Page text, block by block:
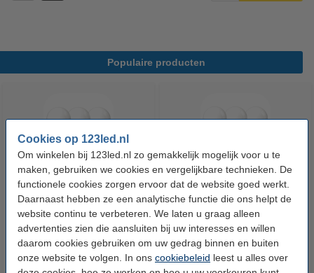
Cookies op 123led.nl
Om winkelen bij 123led.nl zo gemakkelijk mogelijk voor u te
maken, gebruiken we cookies en vergelijkbare technieken. De
functionele cookies zorgen ervoor dat de website goed werkt.
Daarnaast hebben ze een analytische functie die ons helpt de
website continu te verbeteren. We laten u graag alleen
advertenties zien die aansluiten bij uw interesses en willen
daarom cookies gebruiken om uw gedrag binnen en buiten
onze website te volgen. In ons cookiebeleid leest u alles over
Populaire producten
123led LED lamp E27 | Kogel
P45 | Mat | 2.2W (25W) | 3 stuks
€ 6,95 Inclusief 21% BTW
123led LED lamp E14 | Kogel
G35 | Mat | 2.2W (25W) | 3 stuks
€ 6,95 Inclusief 21% BTW